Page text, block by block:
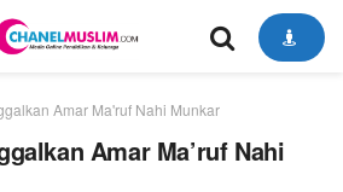
Amar Ma'ruf Nahi Munkar
Amar Ma’ruf Nahi